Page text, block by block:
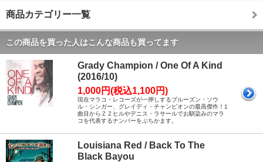
商品カテゴリー一覧
この商品を買った人はこんな商品も買ってます
Grady Champion / One Of A Kind
(2016/10)
1,000円(税込1,100円)
現在マラコ・レコーズが一押しするブルーズン・ソウ
ル・シンガー、グレイディ・チャンピオンの最高傑作！1
曲目からＺＺヒルやデニス・ラサールでお馴染みのマラ
コを代表するナンバーをぶちかます。
Louisiana Red / Back To The
Black Bayou